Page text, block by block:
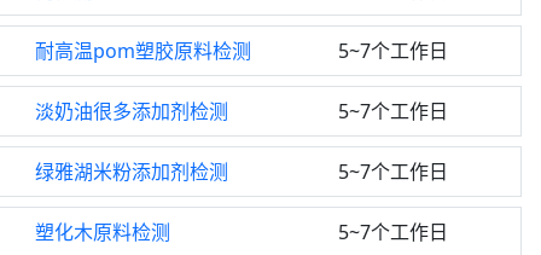
耐高温pom塑胶原料检测 5~7个工作日
淡奶油很多添加剂检测 5~7个工作日
绿雅湖米粉添加剂检测 5~7个工作日
塑化木原料检测 5~7个工作日